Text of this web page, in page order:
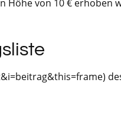
Höhe von 10 € erhoben